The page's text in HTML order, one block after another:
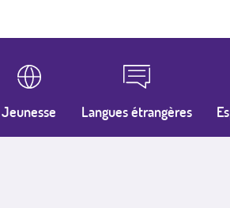
Jeunesse Langues étrangères